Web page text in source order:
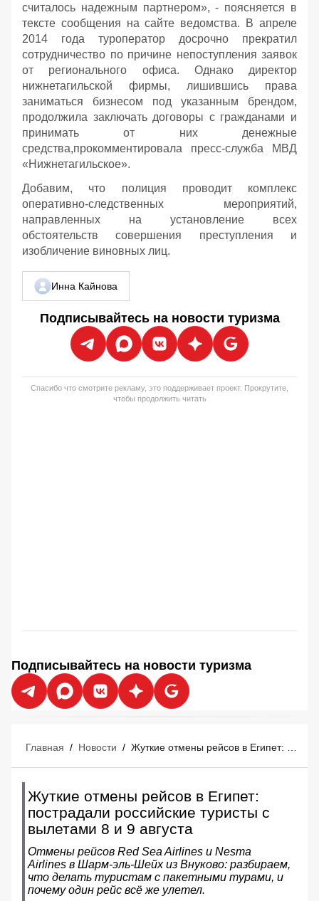
считалось надежным партнером», - поясняется в
тексте сообщения на сайте ведомства. В апреле
2014 года туроператор досрочно прекратил
сотрудничество по причине непоступления заявок
от регионального офиса. Однако директор
нижнетагильской фирмы, лишившись права
заниматься бизнесом под указанным брендом,
продолжила заключать договоры с гражданами и
принимать от них денежные
средства,прокомментировала пресс-служба МВД
«Нижнетагильское».
Добавим, что полиция проводит комплекс
оперативно-следственных мероприятий,
направленных на установление всех
обстоятельств совершения преступления и
изобличение виновных лиц.
Инна Кайнова
Подписывайтесь на новости туризма
Спасибо что смотрите рекламу, это поддерживает проект. Прокрутите,
чтобы продолжить читать
Подписывайтесь на новости туризма
Главная / Новости /
Жуткие отмены рейсов в Египет:
пострадали российские туристы с
вылетами 8 и 9 августа
Отмены рейсов Red Sea Airlines и Nesma
Airlines в Шарм‑эль‑Шейх из Внуково: разбираем,
что делать туристам с пакетными турами, и
почему один рейс всё же улетел.